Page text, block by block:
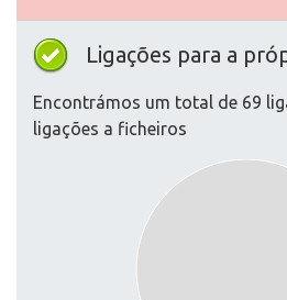
Ligações para a
Encontrámos um total de 69
ligações a ficheiros